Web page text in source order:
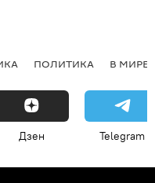
ПОЛИТИКА В МИРЕ
Дзен Telegram